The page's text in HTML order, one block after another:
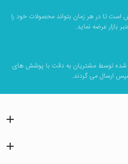
است تا در هر زمان بتواند محصولات خود را
بازار عرضه نماید.
شده توسط مشتریان به دقت با پوشش های
ارسال می گردند.